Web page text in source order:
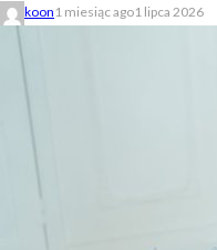
koon 1 miesiąc ago1 lipca 2026